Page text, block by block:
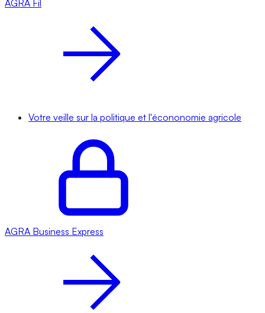
AGRA Fil
Votre veille sur la politique et l'écononomie agricole
AGRA Business Express